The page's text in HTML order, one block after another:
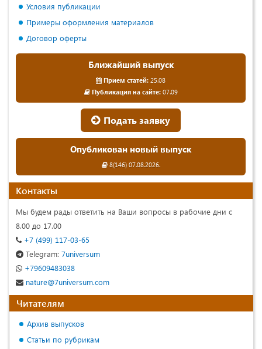
Условия публикации
Примеры оформления материалов
Договор оферты
Ближайший выпуск
Прием статей: 25.08
Публикация на сайте:07.09
Подать заявку
Опубликован новый выпуск
8(146) 07.08.2026.
Контакты
Мы будем рады ответить на Ваши вопросы в рабочие дни с
8.00 до 17.00
+7 (499) 117-03-65
Telegram: 7universum
+79609483038
nature@7universum.com
Читателям
Архив выпусков
Статьи по рубрикам